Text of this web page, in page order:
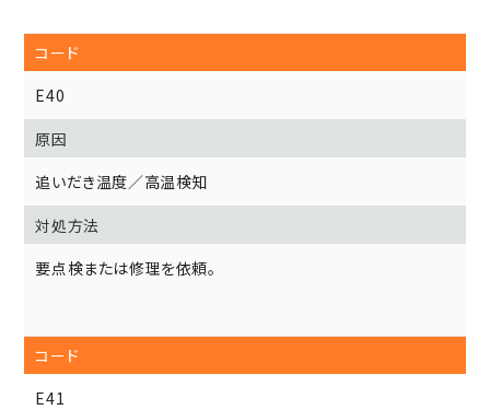
E40
追いだき温度／高温検知
要点検または修理を依頼。
E41